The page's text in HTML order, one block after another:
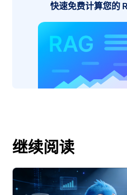
快速免费计算您的
继续阅读